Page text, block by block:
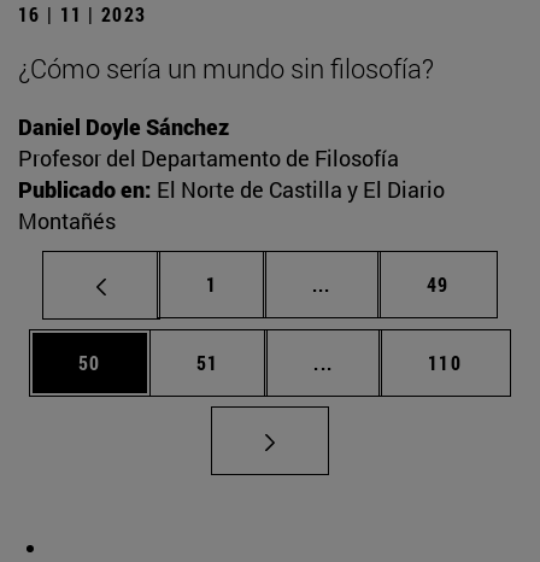
16 | 11 | 2023
¿Cómo sería un mundo sin filosofía?
Daniel Doyle Sánchez
Profesor del Departamento de Filosofía
Publicado en: El Norte de Castilla y El Diario
Montañés
Página
1 ... Páginas intermedias
Página
49
Página
50 Página
51 ... Páginas intermedias
Página
110